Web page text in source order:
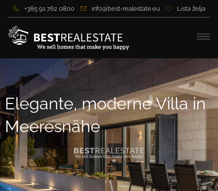
+385 91 762 0800 info@best-realestate.eu Lista želja
Elegante, moderne Villa in
Meeresnähe